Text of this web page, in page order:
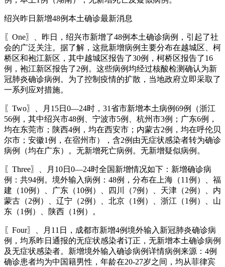
绍兴昨日新增48例本土确诊最新消息
〖One〗、昨日，绍兴市新增了48例本土确诊病例，引起了社
会的广泛关注。据了解，这批新增病例主要分布在越城区、柯
桥区和袍江新区，其中越城区报告了30例，柯桥区报告了16
例，袍江新区报告了2例。这些病例均经过核酸检测确认为新
冠肺炎确诊病例。为了控制疫情的扩散，当地政府立即采取了
一系列应对措施。
〖Two〗、月15日0—24时，31省市新增本土病例69例（浙江
56例，其中绍兴市48例、宁波市5例、杭州市3例；广东6例，
均在东莞市；陕西4例，均在西安市；内蒙古2例，均在呼伦贝
尔市；安徽1例，在宿州市），含2例由无症状感染者转为确诊
病例（均在广东）。无新增死亡病例。无新增疑似病例。
〖Three〗、月10日0—24时全国新增情况如下：新增确诊病
例：共94例。境外输入病例：48例，分布在上海（11例）、福
建（10例）、广东（10例）、四川（7例）、天津（2例）、内
蒙古（2例）、辽宁（2例）、北京（1例）、浙江（1例）、山
东（1例）、陕西（1例）。
〖Four〗、月11日，成都市新增4例境外输入新冠肺炎确诊病
例，均系昨日通报的无症状感染者订正，无新增本土确诊病例
及无症状感染者。新增境外输入确诊病例详情病例来源：4例
确诊患者均为中国籍男性，年龄在20-27岁之间，均从菲律宾